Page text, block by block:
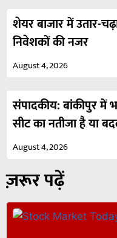
शेयर बाजार में उतार-
निवेशकों की नजर
August 4, 2026
संपादकीय: बांकीपुर में
सीट का नतीजा है या
August 4, 2026
ज़रूर पढ़ें